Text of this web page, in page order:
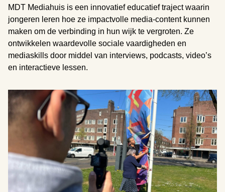
MDT Mediahuis is een innovatief educatief traject waarin
jongeren leren hoe ze impactvolle media-content kunnen
maken om de verbinding in hun wijk te vergroten. Ze
ontwikkelen waardevolle sociale vaardigheden en
mediaskills door middel van interviews, podcasts, video’s
en interactieve lessen.